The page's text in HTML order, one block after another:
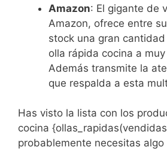
Amazon: El gigante de
Amazon, ofrece entre
stock una gran
olla rápida cocina a
Además transmite la
que respalda a esta
Has visto la lista con los
cocina
probablemente necesitas